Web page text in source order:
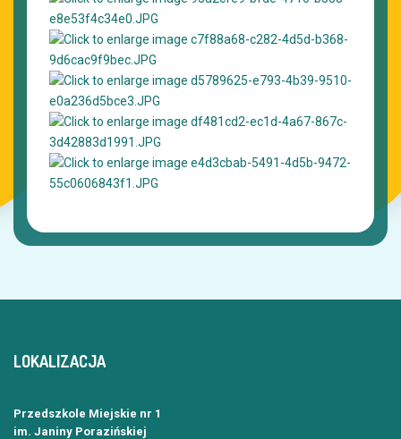
LOKALIZACJA
Przedszkole Miejskie nr 1
im. Janiny Porazińskiej